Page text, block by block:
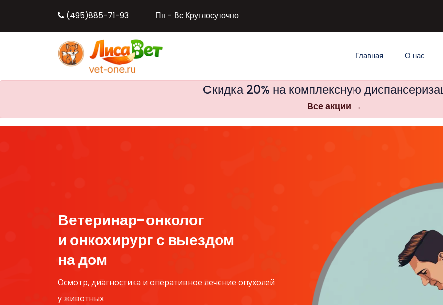
(495)885-71-93 Пн - Вс Круглосуточно
Главная О нас
Cкидка 20% на комплексную
Все акции →
Ветеринар-онколог
и онкохирург с выездом
на дом
Осмотр, диагностика и оперативное лечение опухолей
у животных